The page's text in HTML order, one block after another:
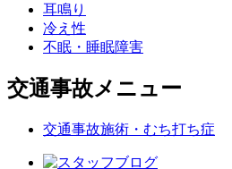
耳鳴り
冷え性
不眠・睡眠障害
交通事故メニュー
交通事故施術・むち打ち症